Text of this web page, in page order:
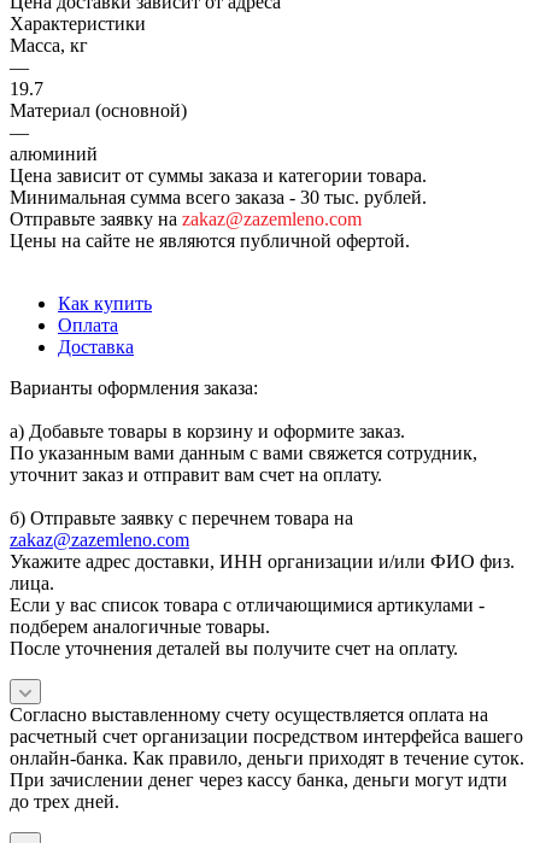
Характеристики
Масса, кг
—
19.7
Материал (основной)
—
алюминий
Цена зависит от суммы заказа и категории товара.
Минимальная сумма всего заказа - 30 тыс. рублей.
Отправьте заявку на zakaz@zazemleno.com
Цены на сайте не являются публичной офертой.
Как купить
Оплата
Доставка
Варианты оформления заказа:
а) Добавьте товары в корзину и оформите заказ.
По указанным вами данным с вами свяжется сотрудник,
уточнит заказ и отправит вам счет на оплату.
б) Отправьте заявку с перечнем товара на
zakaz@zazemleno.com
Укажите адрес доставки, ИНН организации и/или ФИО физ.
лица.
Если у вас список товара с отличающимися артикулами -
подберем аналогичные товары.
После уточнения деталей вы получите счет на оплату.
Согласно выставленному счету осуществляется оплата на
расчетный счет организации посредством интерфейса вашего
онлайн-банка. Как правило, деньги приходят в течение суток.
При зачислении денег через кассу банка, деньги могут идти
до трех дней.